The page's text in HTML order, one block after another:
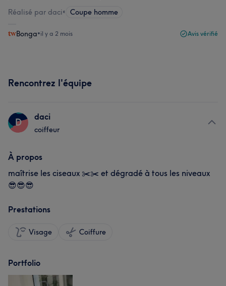
Réalisé par daci• Coupe homme
Bonga•il y a 2 mois Avis vérifié
Rencontrez l'équipe
D daci
coiffeur
À propos
maîtrise les ciseaux ✂️✂️ et dégradé à tous les niveaux
😎😎😎
Prestations
Visage Coiffure
Portfolio